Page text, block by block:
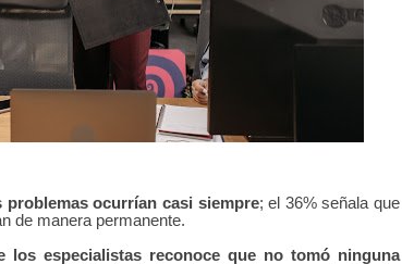
problemas ocurrían casi siempre; el 36% señala que
de manera permanente.
los especialistas reconoce que no tomó ninguna